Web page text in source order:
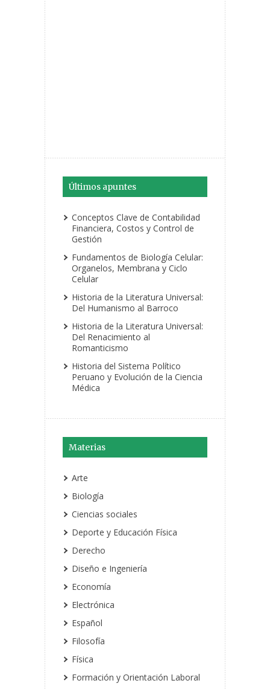
Últimos apuntes
Conceptos Clave de Contabilidad
Financiera, Costos y Control de
Gestión
Fundamentos de Biología Celular:
Organelos, Membrana y Ciclo
Celular
Historia de la Literatura Universal:
Del Humanismo al Barroco
Historia de la Literatura Universal:
Del Renacimiento al
Romanticismo
Historia del Sistema Político
Peruano y Evolución de la Ciencia
Médica
Materias
Arte
Biología
Ciencias sociales
Deporte y Educación Física
Derecho
Diseño e Ingeniería
Economía
Electrónica
Español
Filosofía
Física
Formación y Orientación Laboral